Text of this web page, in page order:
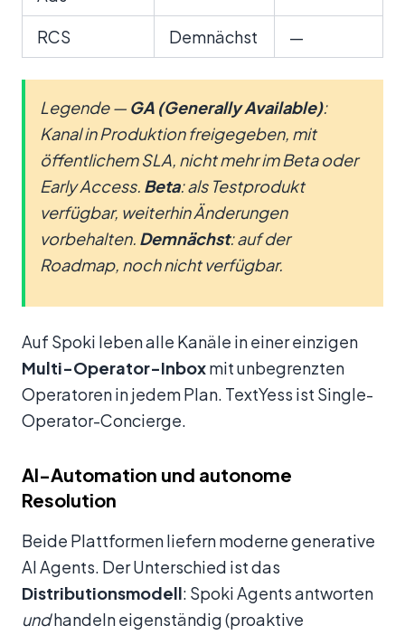
RCS Demnächst —
Legende — GA (Generally Available):
Kanal in Produktion freigegeben, mit
öffentlichem SLA, nicht mehr im Beta oder
Early Access. Beta: als Testprodukt
verfügbar, weiterhin Änderungen
vorbehalten. Demnächst: auf der
Roadmap, noch nicht verfügbar.
Auf Spoki leben alle Kanäle in einer einzigen
Multi-Operator-Inboxmit unbegrenzten
Operatoren in jedem Plan. TextYess ist Single-
Operator-Concierge.
AI-Automation und autonome
Resolution
Beide Plattformen liefern moderne generative
AI Agents. Der Unterschied ist das
Distributionsmodell: Spoki Agents antworten
undhandeln eigenständig (proaktive